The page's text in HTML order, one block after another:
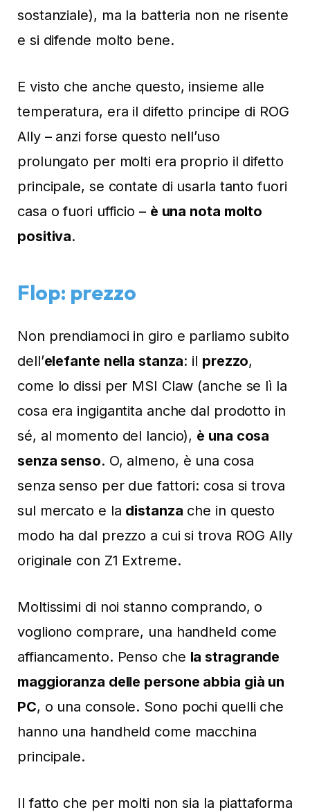
sostanziale), ma la batteria non ne risente
e si difende molto bene.
E visto che anche questo, insieme alle
temperatura, era il difetto principe di ROG
Ally – anzi forse questo nell’uso
prolungato per molti era proprio il difetto
principale, se contate di usarla tanto fuori
casa o fuori ufficio – è una nota molto
positiva.
Flop: prezzo
Non prendiamoci in giro e parliamo subito
dell’elefante nella stanza: il prezzo,
come lo dissi per MSI Claw (anche se lì la
cosa era ingigantita anche dal prodotto in
sé, al momento del lancio), è una cosa
senza senso. O, almeno, è una cosa
senza senso per due fattori: cosa si trova
sul mercato e la distanza che in questo
modo ha dal prezzo a cui si trova ROG Ally
originale con Z1 Extreme.
Moltissimi di noi stanno comprando, o
vogliono comprare, una handheld come
affiancamento. Penso che la stragrande
maggioranza delle persone abbia già un
PC, o una console. Sono pochi quelli che
hanno una handheld come macchina
principale.
Il fatto che per molti non sia la piattaforma